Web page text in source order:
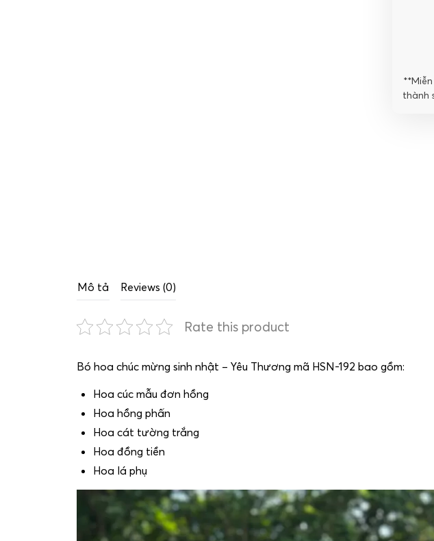
thành
Mô tả Reviews (0)
Rate this product
Bó hoa chúc mừng sinh nhật – Yêu Thương mã HSN-192 bao gồm:
Hoa cúc mẫu đơn hồng
Hoa hồng phấn
Hoa cát tường trắng
Hoa đồng tiền
Hoa lá phụ